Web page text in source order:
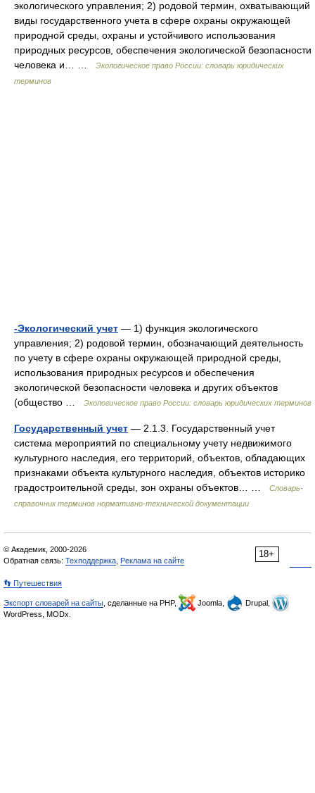
экологического управления; 2) родовой термин, охватывающий
виды государственного учета в сфере охраны окружающей
природной среды, охраны и устойчивого использования
природных ресурсов, обеспечения экологической безопасности
человека и… …
Экологическое право России: словарь юридических
терминов
-Экологический учет — 1) функция экологического
управления; 2) родовой термин, обозначающий деятельность
по учету в сфере охраны окружающей природной среды,
использования природных ресурсов и обеспечения
экологической безопасности человека и других объектов
(общество …
Экологическое право России: словарь юридических терминов
Государственный учет — 2.1.3. Государственный учет
система мероприятий по специальному учету недвижимого
культурного наследия, его территорий, объектов, обладающих
признаками объекта культурного наследия, объектов историко
градостроительной среды, зон охраны объектов… …
Словарь-
справочник терминов нормативно-технической документации
18+
© Академик, 2000-2026
Обратная связь: Техподдержка Реклама на сайте
👣 Путешествия
Экспорт словарей на сайты , сделанные на PHP, Joomla,
Drupal,
WordPress, MODx.